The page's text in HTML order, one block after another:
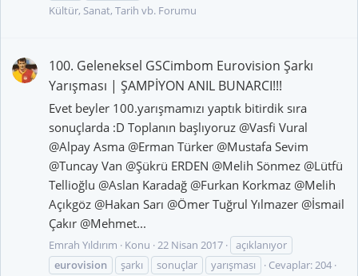
Kültür, Sanat, Tarih vb. Forumu
100. Geleneksel GSCimbom Eurovision Şarkı
Yarışması | ŞAMPİYON ANIL BUNARCI!!!
Evet beyler 100.yarışmamızı yaptık bitirdik sıra
sonuçlarda :D Toplanın başlıyoruz @Vasfi Vural
@Alpay Asma @Erman Türker @Mustafa Sevim
@Tuncay Van @Şükrü ERDEN @Melih Sönmez @Lütfü
Tellioğlu @Aslan Karadağ @Furkan Korkmaz @Melih
Açıkgöz @Hakan Sarı @Ömer Tuğrul Yılmazer @İsmail
Çakır @Mehmet...
Emrah Yıldırım Konu 22 Nisan 2017
açıklanıyor
eurovision
şarkı sonuçlar yarışması
Cevaplar: 204